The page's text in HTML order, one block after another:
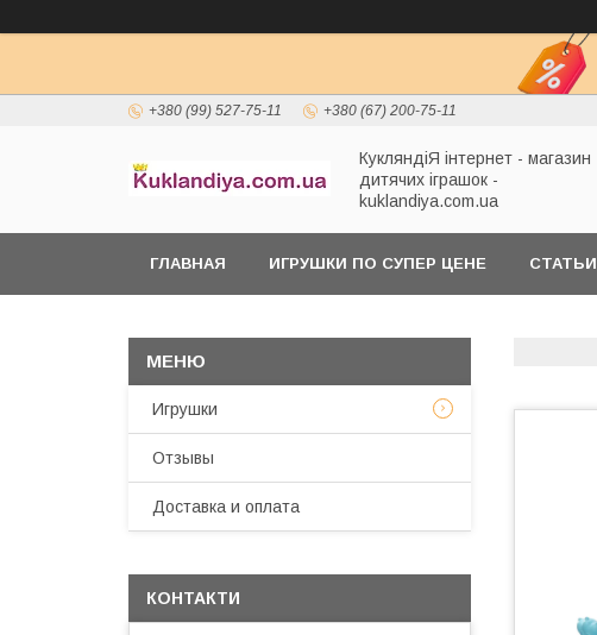
+380 (99) 527-75-11 +380 (67) 200-75-11
КукляндіЯ інтернет - магазин
дитячих іграшок -
kuklandiya.com.ua
ГЛАВНАЯ ИГРУШКИ ПО СУПЕР ЦЕНЕ СТАТЬИ
Игрушки
Отзывы
Доставка и оплата
КОНТАКТИ